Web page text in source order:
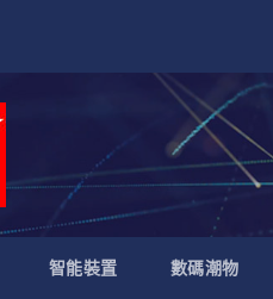
智能裝置 數碼潮物